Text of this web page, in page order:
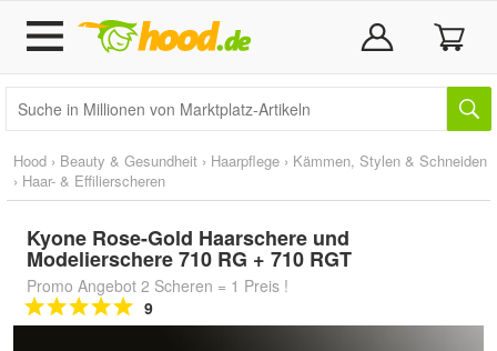
Hood › Beauty & Gesundheit › Haarpflege › Kämmen, Stylen & Schneiden
› Haar- & Effilierscheren
Kyone Rose-Gold Haarschere und
Modelierschere 710 RG + 710 RGT
Promo Angebot 2 Scheren = 1 Preis !
9